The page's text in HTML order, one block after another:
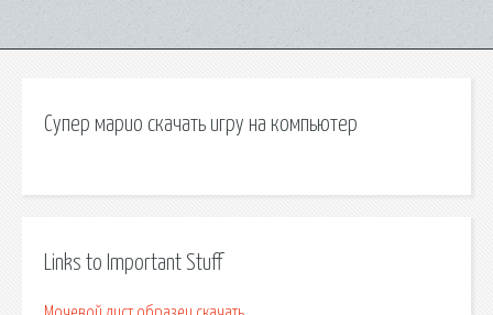
Супер марио скачать игру на компьютер
Links to Important Stuff